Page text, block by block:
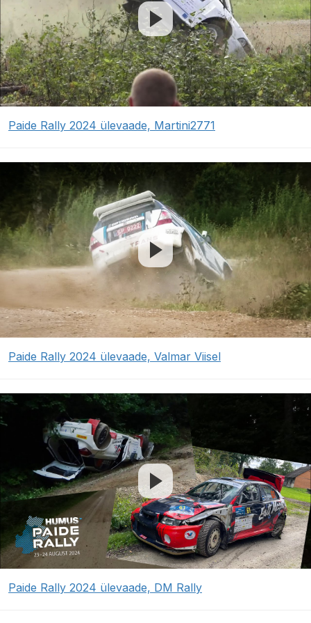
Paide Rally 2024 ülevaade, Martini2771
Paide Rally 2024 ülevaade, Valmar Viisel
Paide Rally 2024 ülevaade, DM Rally